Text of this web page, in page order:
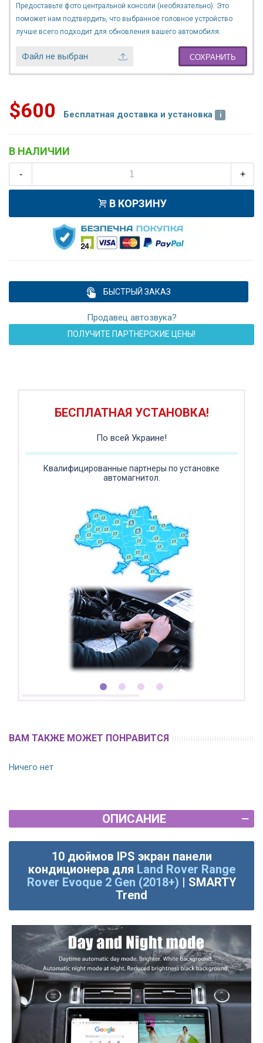
Предоставьте фото центральной консоли (необязательно). Это
поможет нам подтвердить, что выбранное головное устройство
лучше всего подходит для обновления вашего автомобиля.
Файл не выбран СОХРАНИТЬ
$600 Бесплатная доставка и установка
В НАЛИЧИИ
- +
В КОРЗИНУ
БЫСТРЫЙ ЗАКАЗ
Продавец автозвука?
ПОЛУЧИТЕ ПАРТНЕРСКИЕ ЦЕНЫ!
ПОДАРОК!
Покупайте магнитолу, выбирайте подарок!
ВАМ ТАКЖЕ МОЖЕТ ПОНРАВИТСЯ
Ничего нет
ОПИСАНИЕ
10 дюймов IPS экран панели
кондиционера для Land Rover Range
Rover Evoque 2 Gen (2018+) | SMARTY
Trend